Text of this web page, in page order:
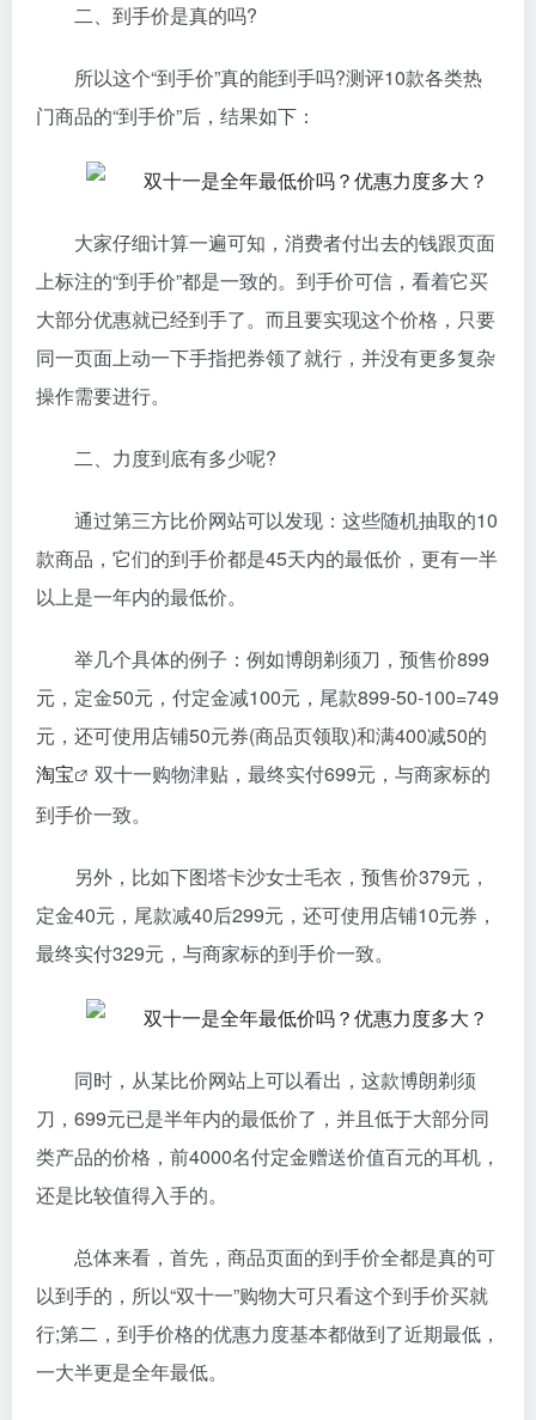
二、到手价是真的吗?
所以这个“到手价”真的能到手吗?测评10款各类热
门商品的“到手价”后，结果如下：
大家仔细计算一遍可知，消费者付出去的钱跟页面
上标注的“到手价”都是一致的。到手价可信，看着它买
大部分优惠就已经到手了。而且要实现这个价格，只要
同一页面上动一下手指把券领了就行，并没有更多复杂
操作需要进行。
二、力度到底有多少呢?
通过第三方比价网站可以发现：这些随机抽取的10
款商品，它们的到手价都是45天内的最低价，更有一半
以上是一年内的最低价。
举几个具体的例子：例如博朗剃须刀，预售价899
元，定金50元，付定金减100元，尾款899-50-100=749
元，还可使用店铺50元券(商品页领取)和满400减50的
淘宝
双十一购物津贴，最终实付699元，与商家标的
到手价一致。
另外，比如下图塔卡沙女士毛衣，预售价379元，
定金40元，尾款减40后299元，还可使用店铺10元券，
最终实付329元，与商家标的到手价一致。
同时，从某比价网站上可以看出，这款博朗剃须
刀，699元已是半年内的最低价了，并且低于大部分同
类产品的价格，前4000名付定金赠送价值百元的耳机，
还是比较值得入手的。
总体来看，首先，商品页面的到手价全都是真的可
以到手的，所以“双十一”购物大可只看这个到手价买就
行;第二，到手价格的优惠力度基本都做到了近期最低，
一大半更是全年最低。